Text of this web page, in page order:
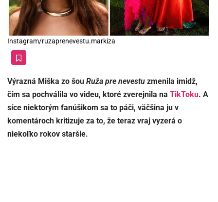
Instagram/ruzaprenevestu.markiza
Výrazná Miška zo šou Ruža pre nevestu zmenila imidž,
čím sa pochválila vo videu, ktoré zverejnila na TikToku. A
síce niektorým fanúšikom sa to páči, väčšina ju v
komentároch kritizuje za to, že teraz vraj vyzerá o
niekoľko rokov staršie.